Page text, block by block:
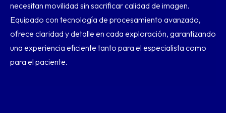
necesitan movilidad sin sacrificar calidad de imagen.
Equipado con tecnología de procesamiento avanzado,
ofrece claridad y detalle en cada exploración, garantizando
una experiencia eficiente tanto para el especialista como
para el paciente.